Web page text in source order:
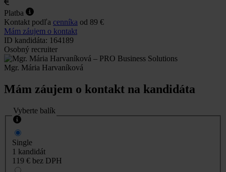
Platba
Kontakt podľa cenníka od 89 €
Mám záujem o kontakt
ID kandidáta: 164189
Osobný recruiter
Mgr. Mária Harvaníková
Mám záujem o kontakt na kandidáta
Vyberte balík
Single
1 kandidát
119 € bez DPH